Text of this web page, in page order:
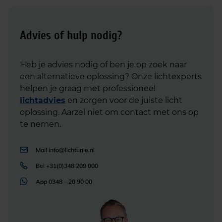
Advies of hulp nodig?
Heb je advies nodig of ben je op zoek naar
een alternatieve oplossing? Onze lichtexperts
helpen je graag met professioneel
lichtadvies en zorgen voor de juiste licht
oplossing. Aarzel niet om contact met ons op
te nemen.
Mail info@lichtunie.nl
Bel +31(0)348 209 000
App 0348 – 20 90 00